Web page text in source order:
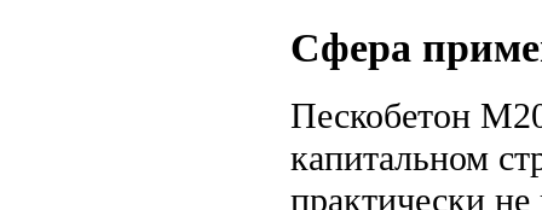
Сфера
Пескобетон
капитальном
практически